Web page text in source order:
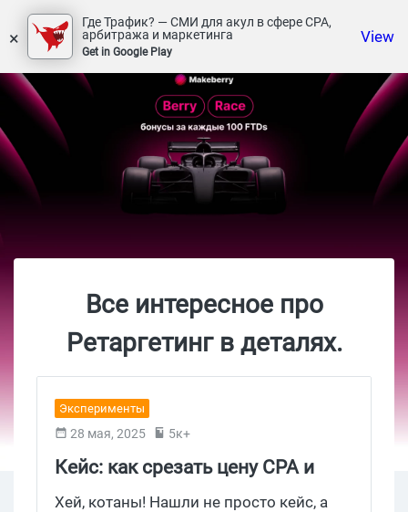
×
Где Трафик? — СМИ для акул в сфере СРА,
арбитража и маркетинга
Get in Google Play
View
Все интересное про
Ретаргетинг в деталях.
Эксперименты
28 мая, 2025 5к+
Кейс: как срезать цену CPA и
выжать 4000 конверсий на бурж
Хей, котаны! Нашли не просто кейс, а